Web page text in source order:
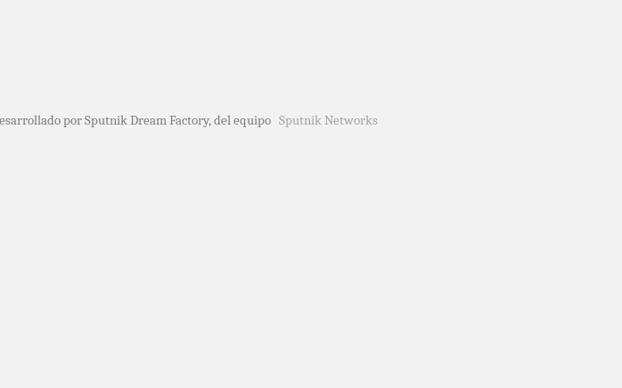
por Sputnik Dream Factory, del equipo Sputnik Networks